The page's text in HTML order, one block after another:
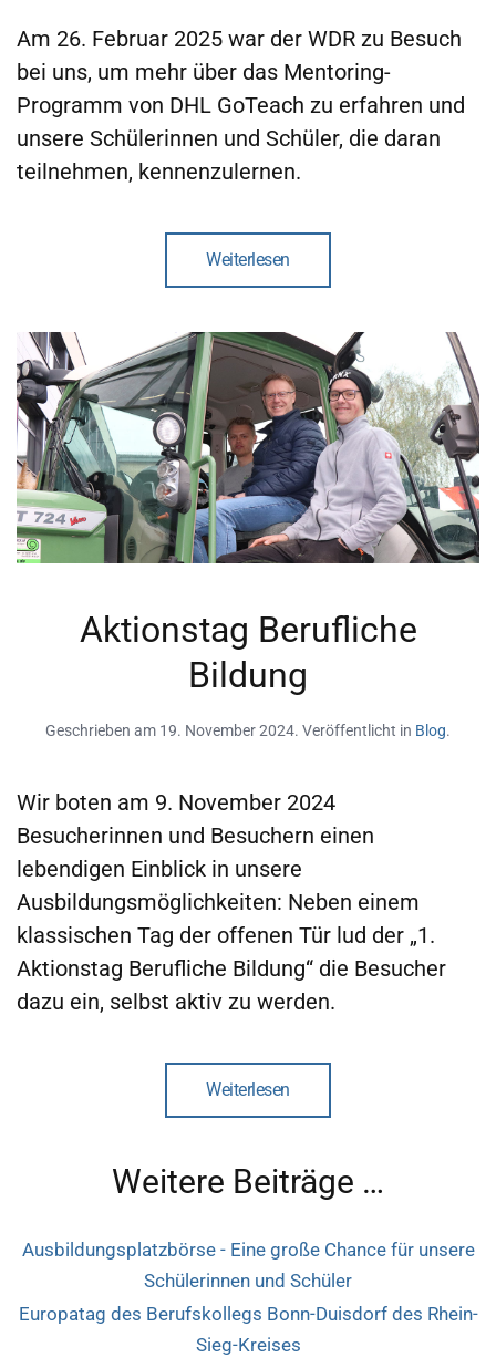
Am 26. Februar 2025 war der WDR zu Besuch
bei uns, um mehr über das Mentoring-
Programm von DHL GoTeach zu erfahren und
unsere Schülerinnen und Schüler, die daran
teilnehmen, kennenzulernen.
Weiterlesen
Aktionstag Berufliche
Bildung
Geschrieben am 19. November 2024. Veröffentlicht in Blog.
Wir boten am 9. November 2024
Besucherinnen und Besuchern einen
lebendigen Einblick in unsere
Ausbildungsmöglichkeiten: Neben einem
klassischen Tag der offenen Tür lud der „1.
Aktionstag Berufliche Bildung“ die Besucher
dazu ein, selbst aktiv zu werden.
Weiterlesen
Weitere Beiträge …
Ausbildungsplatzbörse - Eine große Chance für unsere
Schülerinnen und Schüler
Europatag des Berufskollegs Bonn-Duisdorf des Rhein-
Sieg-Kreises